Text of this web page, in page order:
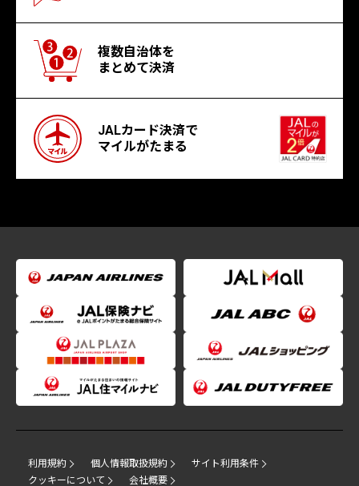
複数自治体を
まとめて決済
JALカード決済で
マイルがたまる
利用規約 個人情報取扱規約
サイト利用条件
クッキーについて
会社概要